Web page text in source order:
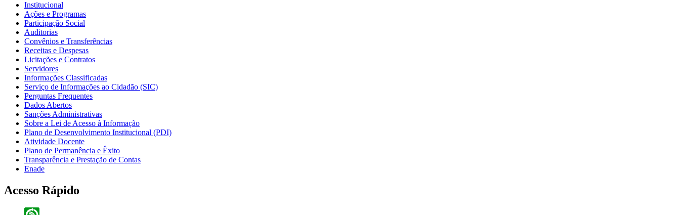
Institucional
Ações e Programas
Participação Social
Auditorias
Convênios e Transferências
Receitas e Despesas
Licitações e Contratos
Servidores
Informações Classificadas
Serviço de Informações ao Cidadão (SIC)
Perguntas Frequentes
Dados Abertos
Sanções Administrativas
Sobre a Lei de Acesso à Informação
Plano de Desenvolvimento Institucional (PDI)
Atividade Docente
Plano de Permanência e Êxito
Transparência e Prestação de Contas
Enade
Acesso Rápido